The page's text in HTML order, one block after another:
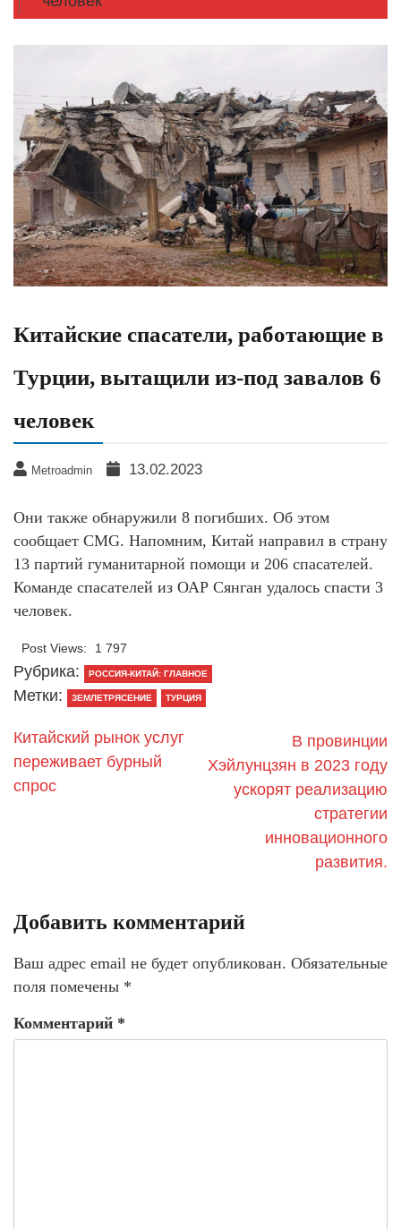
Китайские спасатели, работающие в
Турции, вытащили из-под завалов 6
человек
Metroadmin 13.02.2023
Они также обнаружили 8 погибших. Об этом
сообщает CMG. Напомним, Китай направил в страну
13 партий гуманитарной помощи и 206 спасателей.
Команде спасателей из ОАР Сянган удалось спасти 3
человек.
Post Views: 1 797
Рубрика: РОССИЯ-КИТАЙ: ГЛАВНОЕ
Метки: ЗЕМЛЕТРЯСЕНИЕ ТУРЦИЯ
Китайский рынок услуг
переживает бурный
спрос
В провинции
Хэйлунцзян в 2023 году
ускорят реализацию
стратегии
инновационного
развития.
Добавить комментарий
Ваш адрес email не будет опубликован. Обязательные
поля помечены *
Комментарий *